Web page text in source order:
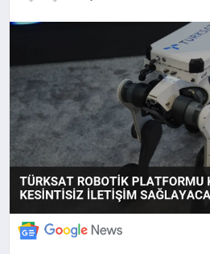
YAŞAM
SANAT